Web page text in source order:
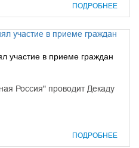
ПОДРОБНЕЕ
участие в приеме граждан
Россия" проводит Декаду
ПОДРОБНЕЕ